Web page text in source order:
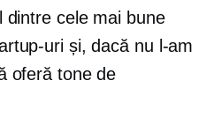
dintre cele mai bune
uri și, dacă nu l-am
oferă tone de